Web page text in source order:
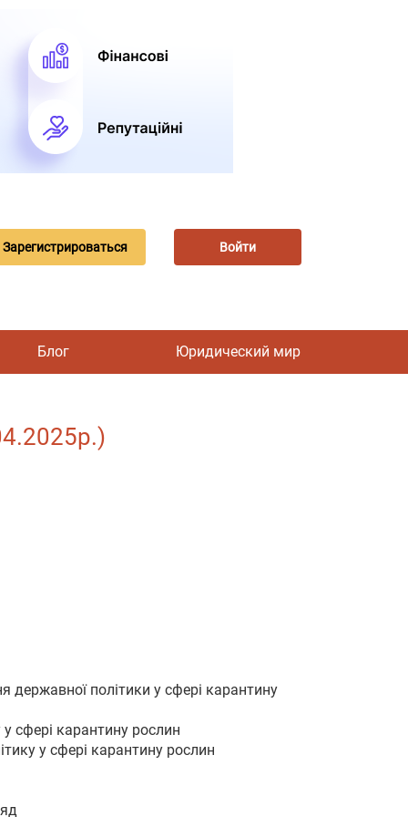
Зарегистрироваться Войти
Блог Юридический мир
політики у сфері карантину
сфері карантину рослин
у сфері карантину рослин